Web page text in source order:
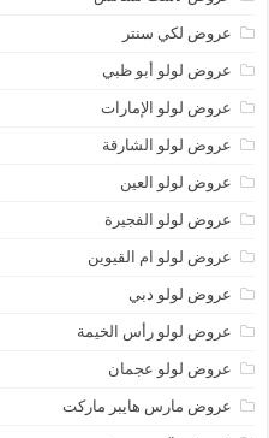
عروض لكي سنتر
عروض لولو أبو ظبي
عروض لولو الإمارات
عروض لولو الشارقة
عروض لولو العين
عروض لولو الفجيرة
عروض لولو ام القيوين
عروض لولو دبي
عروض لولو رأس الخيمة
عروض لولو عجمان
عروض مارس هايبر ماركت